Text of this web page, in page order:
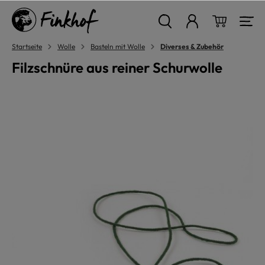
springen
Startseite Wolle Basteln mit Wolle Diverses & Zubehör
Filzschnüre aus reiner Schurwolle